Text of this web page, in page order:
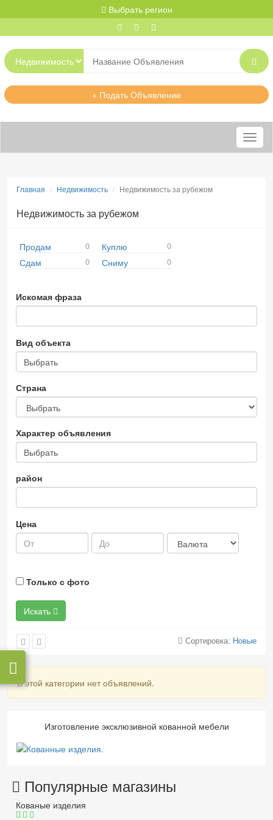
Выбрать регион
+ Подать Объявление
Меню
Главная Недвижимость Недвижимость за рубежом
Недвижимость за рубежом
Продам 0
Сдам 0
Куплю 0
Сниму 0
Искомая фраза
Вид объекта
Выбрать
Страна
Характер объявления
Выбрать
район
Цена
Только с фото
Искать
Сортировка: Новые
В этой категории нет объявлений.
Изготовление эксклюзивной кованной мебели
Популярные магазины
Кованые изделия